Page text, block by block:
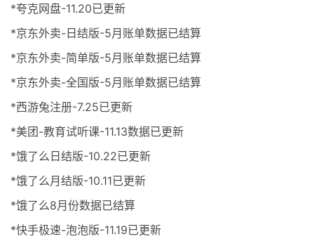
*夸克网盘-11.20已更新
*京东外卖-日结版-5月账单数据已结算
*京东外卖-简单版-5月账单数据已结算
*京东外卖-全国版-5月账单数据已结算
*西游兔注册-7.25已更新
*美团-教育试听课-11.13数据已更新
*饿了么日结版-10.22已更新
*饿了么月结版-10.11已更新
*饿了么8月份数据已结算
*快手极速-泡泡版-11.19已更新